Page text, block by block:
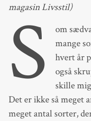
magasin Livsstil)
S
om
mange
hvert år
også
skille
Det er ikke så meget
meget antal sorter,